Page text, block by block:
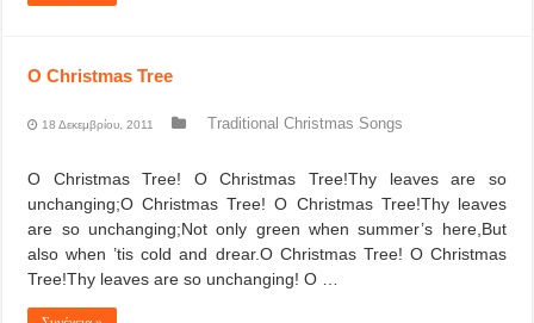
O Christmas Tree
18 Δεκεμβρίου, 2011 Traditional Christmas Songs
O Christmas Tree! O Christmas Tree!Thy leaves are so
unchanging;O Christmas Tree! O Christmas Tree!Thy leaves
are so unchanging;Not only green when summer’s here,But
also when ’tis cold and drear.O Christmas Tree! O Christmas
Tree!Thy leaves are so unchanging! O …